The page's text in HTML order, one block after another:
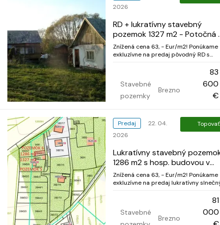
2026
RD + lukratívny stavebný
pozemok 1327 m2 - Potočná
Brezne, Starý Mazorník
Znížená cena 63, - Eur/m2! Ponúkame
exkluzívne na predaj pôvodný RD s
Starý Mazorník. Vedie k nemu mestská
asfaltová cesta. Vedľa pozemku je el.
stĺp a elekt...
Stavebné
pozemky
Brezno
83
600
€
Predaj
22. 04.
2026
Topovať
Lukratívny stavebný
1286 m2 s hosp. budovou v
Brezne, Starý Mazorník
Znížená cena 63, - Eur/m2! Ponúkame
exkluzívne na predaj lukratívny
hospodársku budovu, obľúbená
Vedie k nemu mestská asfaltová cesta.
Oproti pozemku je el. stĺp, na
Stavebné
Brezno
81
000